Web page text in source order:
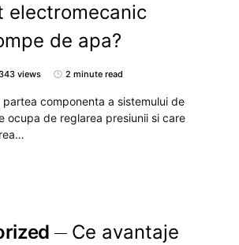
electromecanic
de apa?
views 2 minute read
partea componenta a sistemului de
ocupa de reglarea presiunii si care
Ce avantaje